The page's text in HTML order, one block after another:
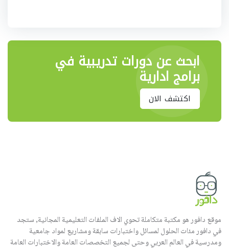
ابحث عن دورات تدريبية في
برامج ادارية
اكتشف الان
موقع دافور هو مكتبة متكاملة تحوي الاف الملفات التعليمية المجانية, ستجد
في دافور مئات الحلول لمسائل واختبارات سابقة ومشاريع لمواد جامعية
ومدرسية في العالم العربي وحتى لجميع التخصصات العامة والاختبارات العامة